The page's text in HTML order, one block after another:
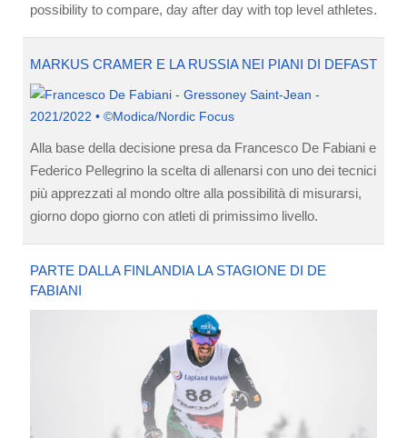
possibility to compare, day after day with top level athletes.
MARKUS CRAMER E LA RUSSIA NEI PIANI DI DEFAST
Alla base della decisione presa da Francesco De Fabiani e
Federico Pellegrino la scelta di allenarsi con uno dei tecnici
più apprezzati al mondo oltre alla possibilità di misurarsi,
giorno dopo giorno con atleti di primissimo livello.
PARTE DALLA FINLANDIA LA STAGIONE DI DE
FABIANI